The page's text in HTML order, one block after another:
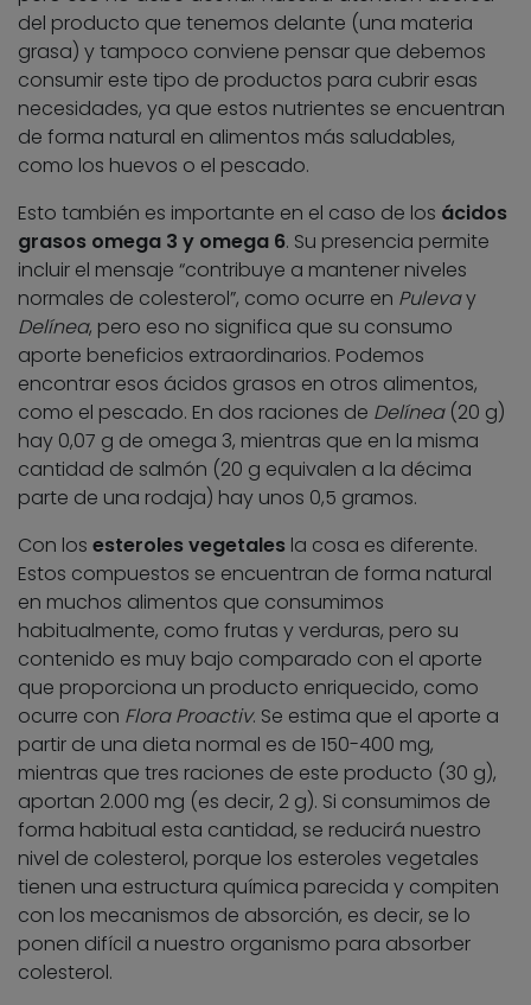
del producto que tenemos delante (una materia
grasa) y tampoco conviene pensar que debemos
consumir este tipo de productos para cubrir esas
necesidades, ya que estos nutrientes se encuentran
de forma natural en alimentos más saludables,
como los huevos o el pescado.
Esto también es importante en el caso de los ácidos
grasos omega 3 y omega 6. Su presencia permite
incluir el mensaje “contribuye a mantener niveles
normales de colesterol”, como ocurre en Pulevay
Delínea, pero eso no significa que su consumo
aporte beneficios extraordinarios. Podemos
encontrar esos ácidos grasos en otros alimentos,
como el pescado. En dos raciones de Delínea(20 g)
hay 0,07 g de omega 3, mientras que en la misma
cantidad de salmón (20 g equivalen a la décima
parte de una rodaja) hay unos 0,5 gramos.
Con los esteroles vegetales la cosa es diferente.
Estos compuestos se encuentran de forma natural
en muchos alimentos que consumimos
habitualmente, como frutas y verduras, pero su
contenido es muy bajo comparado con el aporte
que proporciona un producto enriquecido, como
ocurre con Flora Proactiv. Se estima que el aporte a
partir de una dieta normal es de 150-400 mg,
mientras que tres raciones de este producto (30 g),
aportan 2.000 mg (es decir, 2 g). Si consumimos de
forma habitual esta cantidad, se reducirá nuestro
nivel de colesterol, porque los esteroles vegetales
tienen una estructura química parecida y compiten
con los mecanismos de absorción, es decir, se lo
ponen difícil a nuestro organismo para absorber
colesterol.